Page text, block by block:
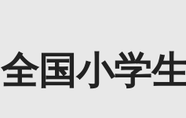
全国小学